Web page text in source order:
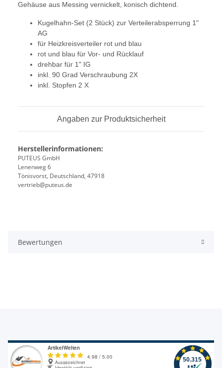
Gehäuse aus Messing vernickelt, konisch dichtend.
Kugelhahn-Set (2 Stück) zur Verteilerabsperrung 1"
AG
für Heizkreisverteiler rot und blau
rot und blau für Vor- und Rücklauf
drehbar für 1" IG
inkl. 90 Grad Verschraubung 2X
inkl. Stopfen 2 X
Angaben zur Produktsicherheit
Herstellerinformationen:
PUTEUS GmbH
Lenenweg 6
Tönisvorst, Deutschland, 47918
vertrieb@puteus.de
Bewertungen